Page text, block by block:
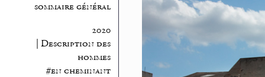
sommaire général
2020
| Description des
hommes
#en cheminant